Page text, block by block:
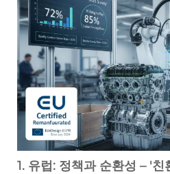
1. 유럽: 정책과 순환성 – '